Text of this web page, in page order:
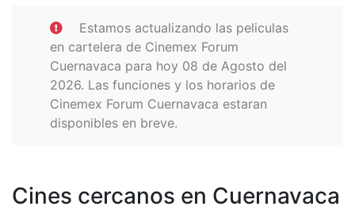
Estamos actualizando las peliculas
en cartelera de Cinemex Forum
Cuernavaca para hoy 08 de Agosto del
2026. Las funciones y los horarios de
Cinemex Forum Cuernavaca estaran
disponibles en breve.
Cines cercanos en Cuernavaca